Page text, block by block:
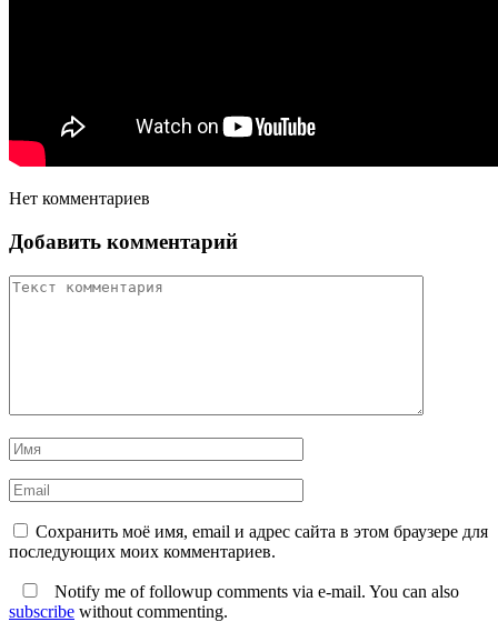
Нет комментариев
Добавить комментарий
Сохранить моё имя, email и адрес сайта в этом браузере для
последующих моих комментариев.
Notify me of followup comments via e-mail. You can also
subscribe without commenting.